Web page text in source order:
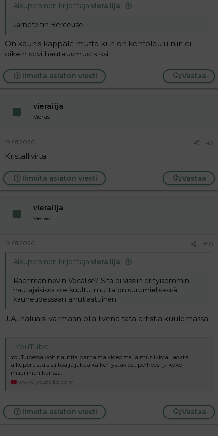
Alkuperäinen kirjoittaja vierailija:
Järnefeltin Berceuse.
On kaunis kappale mutta kun on kehtolaulu niin ei
oikein sovi hautausmusiikiksi
Vastaa
Ilmoita asiaton viesti
vierailija
Vieras
19.01.2026 #9
Kristallivirta.
Vastaa
Ilmoita asiaton viesti
vierailija
Vieras
19.01.2026 #10
Alkuperäinen kirjoittaja vierailija:
Rachmaninovin Vocalise? Sitä ei vissiin erityisemmin
hautajaisissa ole kuultu, mutta on surumielisessä
kauneudessaan ainutlaatuinen.
J.A. haluaisi varmaan olla livenä tätä artistia kuulemassa
- YouTube
YouTubessa voit nauttia parhaista videoista ja musiikista, ladata
alkuperäistä sisältöä ja jakaa kaiken ystäviesi, perheesi ja koko
maailman kanssa.
www.youtube.com
Vastaa
Ilmoita asiaton viesti